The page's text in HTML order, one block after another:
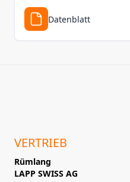
Datenblatt
VERTRIEB
Rümlang
LAPP SWISS AG